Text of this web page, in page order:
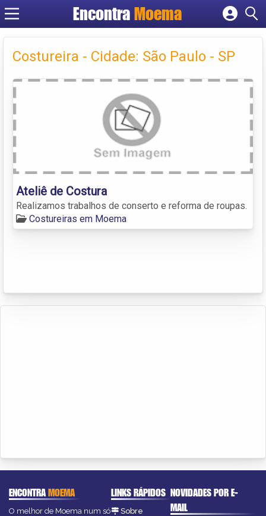
Encontra Moema
Criar conta
Costureira - Cidade: São Paulo - SP
Ateliê de Costura
Realizamos trabalhos de conserto e reforma de roupas.
Costureiras em Moema
ENCONTRAMOEMA
O melhor de Moema num só
LINKS RÁPIDOS
Sobre
NOVIDADES POR E-
MAIL